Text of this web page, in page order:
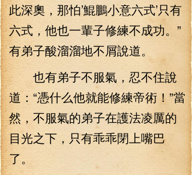
此深奧，那怕’鯤鵬小意六式’只有
六式，他也一輩子修練不成功。”
有弟子酸溜溜地不屑說道。
也有弟子不服氣，忍不住說
道：“憑什么他就能修練帝術！”當
然，不服氣的弟子在護法凌厲的
目光之下，只有乖乖閉上嘴巴
了。